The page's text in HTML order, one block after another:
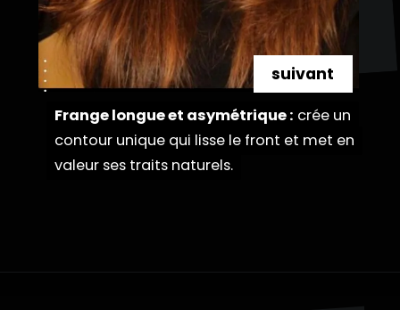
Frange longue et asymétrique : crée un
contour unique qui lisse le front et met en
valeur ses traits naturels.
Frange longue et asymétrique : crée un
contour unique qui lisse le front et met en
valeur ses traits naturels.
suivant